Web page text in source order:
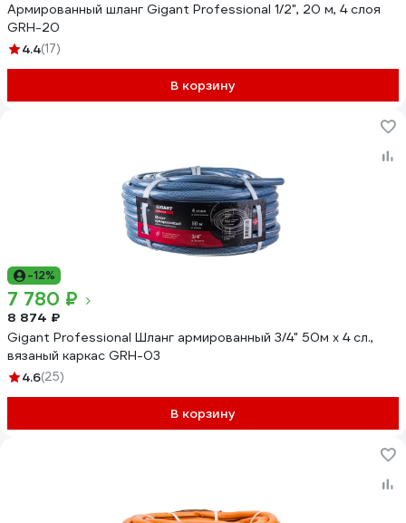
Армированный шланг Gigant Professional 1/2", 20 м, 4 слоя
GRH-20
4.4(17)
В корзину
-12%
7 780 ₽
8 874 ₽
Gigant Professional Шланг армированный 3/4" 50м х 4 сл.,
вязаный каркас GRH-03
4.6(25)
В корзину